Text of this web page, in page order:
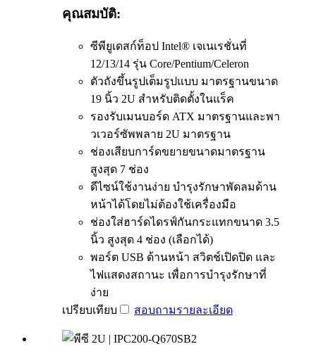
คุณสมบัติ:
ซีพียูเดสก์ท็อป Intel® เจเนเรชั่นที่
12/13/14 รุ่น Core/Pentium/Celeron
ตัวถังขึ้นรูปเต็มรูปแบบ มาตรฐานขนาด
19 นิ้ว 2U สำหรับติดตั้งในแร็ค
รองรับเมนบอร์ด ATX มาตรฐานและพา
วเวอร์ซัพพลาย 2U มาตรฐาน
ช่องเสียบการ์ดขยายขนาดมาตรฐาน
สูงสุด 7 ช่อง
ดีไซน์ใช้งานง่าย บำรุงรักษาพัดลมด้าน
หน้าได้โดยไม่ต้องใช้เครื่องมือ
ช่องใส่ฮาร์ดไดรฟ์กันกระแทกขนาด 3.5
นิ้ว สูงสุด 4 ช่อง (เลือกได้)
พอร์ต USB ด้านหน้า สวิตช์เปิดปิด และ
ไฟแสดงสถานะ เพื่อการบำรุงรักษาที่
ง่าย
เปรียบเทียบ
สอบถามรายละเอียด